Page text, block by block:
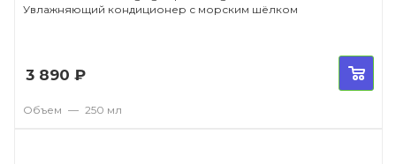
Увлажняющий кондиционер с морским шёлком
3 890 ₽
Объем — 250 мл